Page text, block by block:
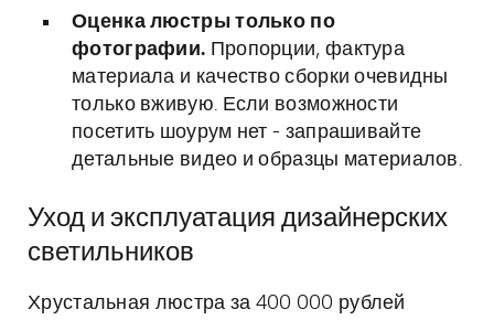
Оценка люстры только по
фотографии. Пропорции, фактура
материала и качество сборки очевидны
только вживую. Если возможности
посетить шоурум нет - запрашивайте
детальные видео и образцы материалов.
Уход и эксплуатация дизайнерских
светильников
Хрустальная люстра за 400 000 рублей